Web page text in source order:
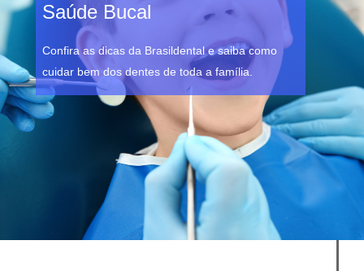
Saúde Bucal
Confira as dicas da Brasildental e saiba como
cuidar bem dos dentes de toda a família.